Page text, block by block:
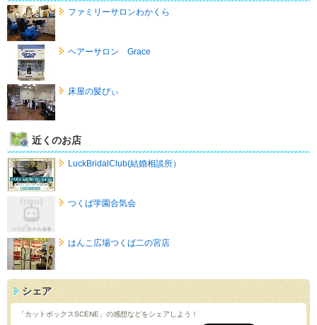
ファミリーサロンわかくら
ヘアーサロン Grace
床屋の髪ぴぃ
近くのお店
LuckBridalClub(結婚相談所）
つくば学園合気会
はんこ広場つくば二の宮店
シェア
「カットボックスSCENE」の感想などをシェアしよう！